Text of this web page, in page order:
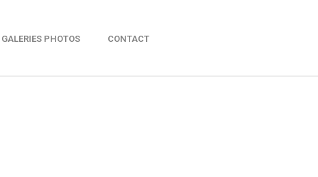
GALERIES PHOTOS CONTACT